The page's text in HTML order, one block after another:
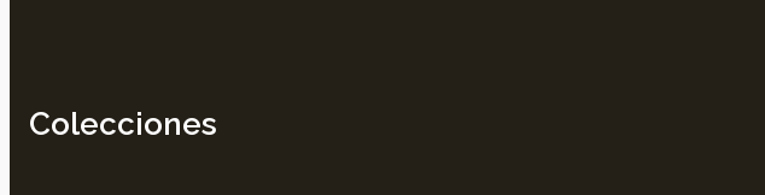
Colecciones